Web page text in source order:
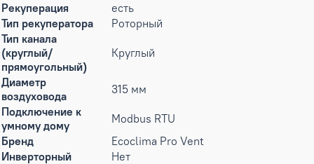
Рекуперация
есть
Тип рекуператора
Роторный
Тип канала
(круглый/
прямоугольный)
Круглый
Диаметр
воздуховода
315 мм
Подключение к
умному дому
Modbus RTU
Бренд
Ecoclima Pro Vent
Инверторный
Нет